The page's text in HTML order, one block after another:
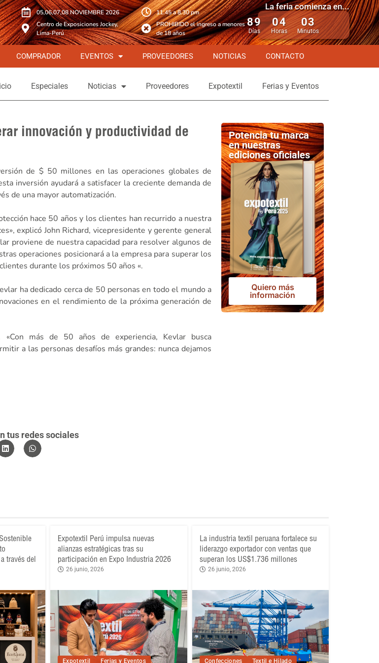
05,06,07,08 NOVIEMBRE 2026
Centro de Exposiciones Jockey,
Lima-Perú
11.45 a 8.30 pm
PROHIBIDO el ingreso a menores
de 18 años
La feria comienza en...
89
Días
04
Horas
03
Minutos
COMPRADOR EVENTOS PROVEEDORES NOTICIAS CONTACTO
Especiales Noticias Proveedores Expotextil Ferias y Eventos
innovación y productividad de
de $ 50 millones en las operaciones globales de
inversión ayudará a satisfacer la creciente demanda de
de una mayor automatización.
hace 50 años y los clientes han recurrido a nuestra
explicó John Richard, vicepresidente y gerente general
proviene de nuestra capacidad para resolver algunos de
operaciones posicionará a la empresa para superar los
durante los próximos 50 años «.
ha dedicado cerca de 50 personas en todo el mundo a
en el rendimiento de la próxima generación de
«Con más de 50 años de experiencia, Kevlar busca
a las personas desafíos más grandes: nunca dejamos
tus redes sociales
Potencia tu marca
en nuestras
ediciones oficiales
Quiero más
información
través del
Expotextil Ferias y Eventos
Expotextil Perú impulsa nuevas
alianzas estratégicas tras su
participación en Expo Industria 2026
26 junio, 2026
Confecciones Textil e Hilado
La industria textil peruana fortalece su
liderazgo exportador con ventas que
superan los US$1.736 millones
26 junio, 2026